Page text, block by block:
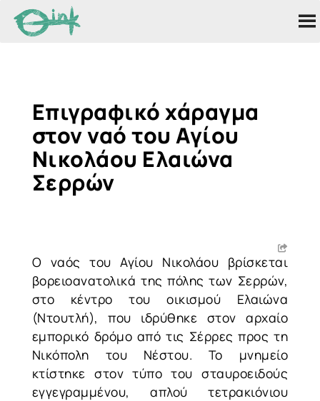
Επιγραφικό χάραγμα
στον ναό του Αγίου
Νικολάου Ελαιώνα
Σερρών
Ο ναός του Αγίου Νικολάου βρίσκεται
βορειοανατολικά της πόλης των Σερρών,
στο κέντρο του οικισμού Ελαιώνα
(Ντουτλή), που ιδρύθηκε στον αρχαίο
εμπορικό δρόμο από τις Σέρρες προς τη
Νικόπολη του Νέστου. Το μνημείο
κτίστηκε στον τύπο του σταυροειδούς
εγγεγραμμένου, απλού τετρακιόνιου